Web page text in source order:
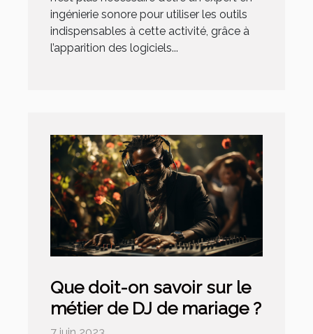
ingénierie sonore pour utiliser les outils
indispensables à cette activité, grâce à
l’apparition des logiciels...
Que doit-on savoir sur le
métier de DJ de mariage ?